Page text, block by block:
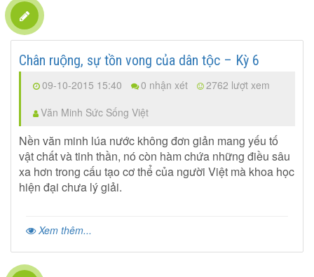
Chân ruộng, sự tồn vong của dân tộc – Kỳ 6
09-10-2015 15:40 0 nhận xét
2762 lượt xem
Văn Minh Sức Sống Việt
Nền văn minh lúa nước không đơn giản mang yếu tố
vật chất và tinh thần, nó còn hàm chứa những điều sâu
xa hơn trong cấu tạo cơ thể của người Việt mà khoa học
hiện đại chưa lý giải.
Xem thêm...